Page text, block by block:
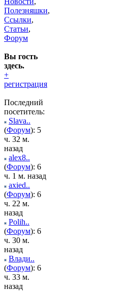
Полезняшки,
Ссылки,
Статьи,
Форум
Вы гость
здесь.
+
регистрация
Последний
посетитель:
Slava..
(Форум): 5
ч. 32 м.
назад
alex8..
(Форум): 6
ч. 1 м. назад
axied..
(Форум): 6
ч. 22 м.
назад
Polih..
(Форум): 6
ч. 30 м.
назад
Влади..
(Форум): 6
ч. 33 м.
назад